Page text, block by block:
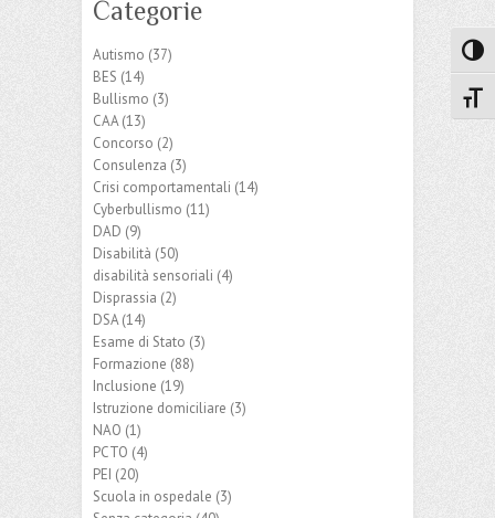
Categorie
Autismo (37)
BES (14)
Bullismo (3)
CAA(13)
Concorso (2)
Consulenza (3)
Crisi comportamentali (14)
Cyberbullismo (11)
DAD (9)
Disabilità (50)
disabilità sensoriali (4)
Disprassia (2)
DSA(14)
Esame di Stato (3)
Formazione (88)
Inclusione (19)
Istruzione domiciliare (3)
NAO (1)
PCTO (4)
PEI (20)
Scuola in ospedale (3)